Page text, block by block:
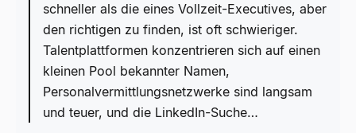
schneller als die eines Vollzeit-Executives, aber
den richtigen zu finden, ist oft schwieriger.
Talentplattformen konzentrieren sich auf einen
kleinen Pool bekannter Namen,
Personalvermittlungsnetzwerke sind langsam
und teuer, und die LinkedIn-Suche…